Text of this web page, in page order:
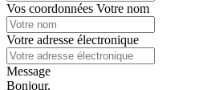
Vos coordonnées Votre nom
Votre adresse électronique
Message
Bonjour,